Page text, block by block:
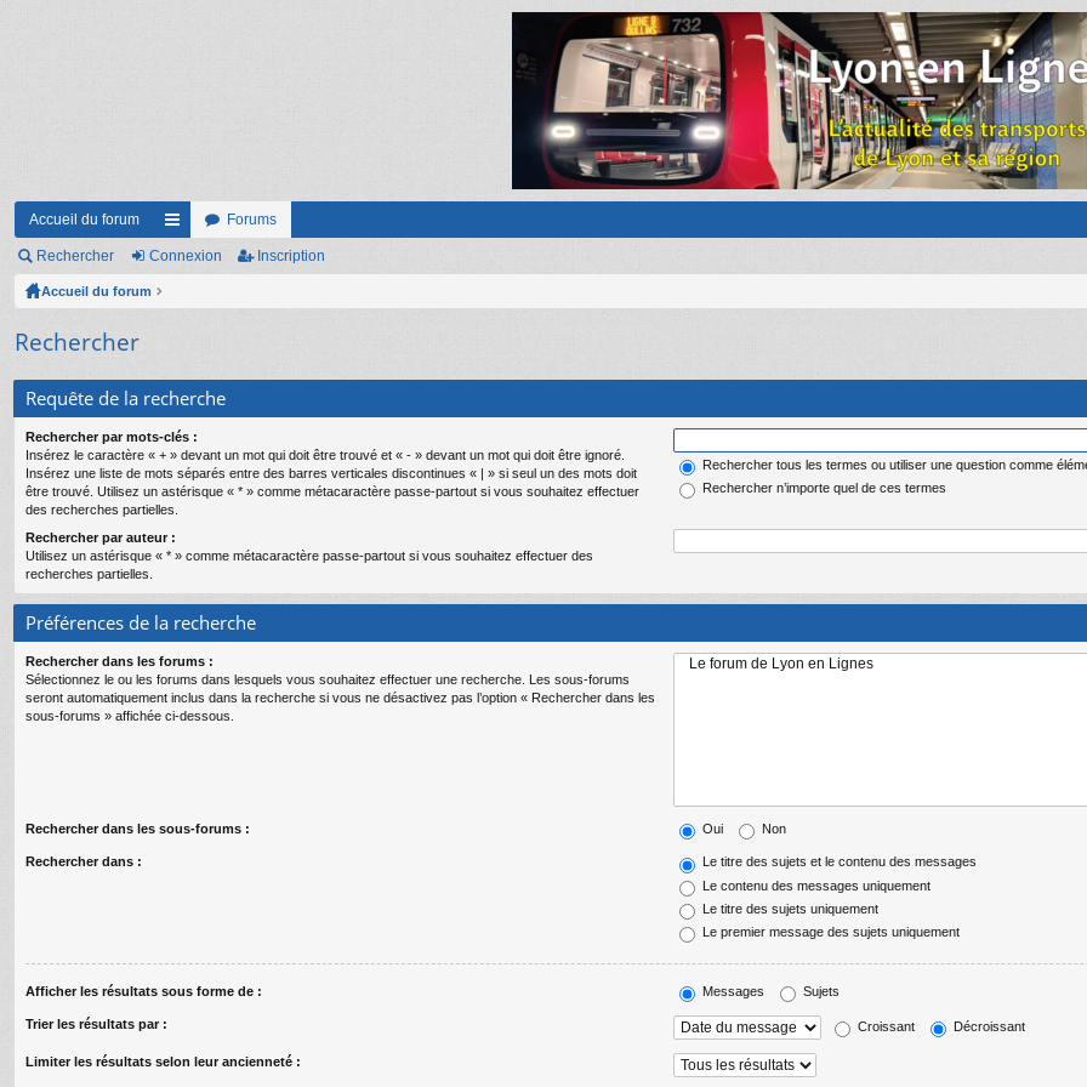
Accueil du forum
ac
s
Forums
Rechercher Connexion Inscription
Accueil du forum
Rechercher
Requête de la recherche
Rechercher par mots-clés :
Insérez le caractère « + » devant un mot qui doit être trouvé et « - » devant un mot qui doit être ignoré.
Insérez une liste de mots séparés entre des barres verticales discontinues « | » si seul un des mots doit
être trouvé. Utilisez un astérisque « * » comme métacaractère passe-partout si vous souhaitez effectuer
des recherches partielles.
Rechercher tous les termes ou utiliser une question comme
Rechercher n’importe quel de ces termes
Rechercher par auteur :
Utilisez un astérisque « * » comme métacaractère passe-partout si vous souhaitez effectuer des
recherches partielles.
Préférences de la recherche
Rechercher dans les forums :
Sélectionnez le ou les forums dans lesquels vous souhaitez effectuer une recherche. Les sous-forums
seront automatiquement inclus dans la recherche si vous ne désactivez pas l’option « Rechercher dans les
sous-forums » affichée ci-dessous.
Rechercher dans les sous-forums : Oui Non
Rechercher dans :
Le titre des sujets et le contenu des messages
Le contenu des messages uniquement
Le titre des sujets uniquement
Le premier message des sujets uniquement
Afficher les résultats sous forme de : Messages Sujets
Trier les résultats par : Croissant Décroissant
Limiter les résultats selon leur ancienneté :